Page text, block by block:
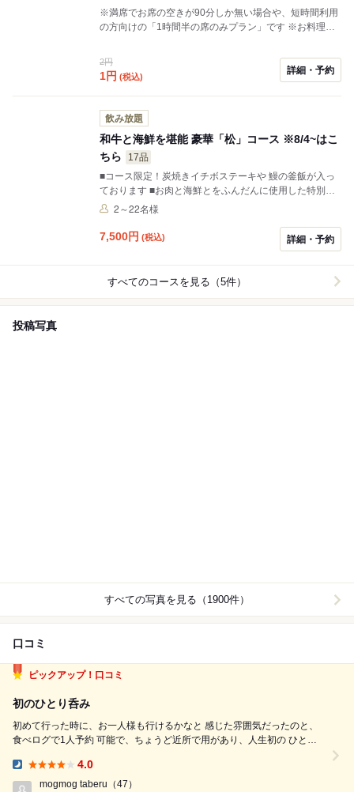
※満席でお席の空きが90分しか無い場合や、短時間利用
の方向けの「1時間半の席のみプラン」です ※お料理、
お断りするメニュー(時間のかかる商品)がある場合がご
ざいます ※土鍋ご飯など提供までお時間のかかる商品は
事前に承れますので、ご希望の場合は是非お電話くださ
い
2円
1円 (税込)
詳細・予約
飲み放題
和牛と海鮮を堪能 豪華「松」コース​ ※8/4~はこ
ちら
17品
■コース限定！​炭焼きイチボステーキや 鰻の釜飯が入っ
ております ■​お肉と海鮮とをふんだんに使用した特別な
席におすすめのコース ■​店主が厳選した​店内すべてのド
2～22名様
7,500円 (税込) 詳細・予約
すべてのコースを見る（5件）
投稿写真
すべての写真を見る（1900件）
口コミ
ピックアップ！口コミ
初のひとり呑み
初めて行った時に、お一人様も行けるかなと 感じた雰囲気だったのと、
食べログで1人予約 可能で、ちょうど近所で用があり、人生初の ひとり
員さん達も前回と変わらず優しく丁寧に 接してくれます。 お魚の仕入れ
が良いとの...
4.0
mogmog taberu （47）